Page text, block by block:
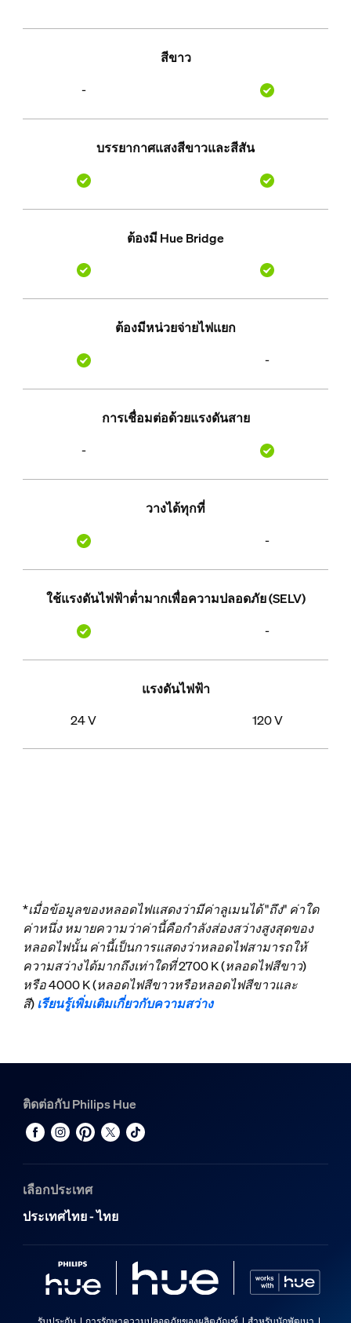
-
สีขาว
บรรยากาศแสงสีขาวและสีสัน
ต้องมี Hue Bridge
ต้องมีหน่วยจ่ายไฟแยก
-
-
การเชื่อมต่อด้วยแรงดันสาย
วางได้ทุกที่
-
ใช้แรงดันไฟฟ้าต่ำมากเพื่อความปลอดภัย (SELV)
-
24 V
แรงดันไฟฟ้า
120 V
*เมื่อข้อมูลของหลอดไฟแสดงว่ามีค่าลูเมนได้ "ถึง" ค่าใด
ค่าหนึ่ง หมายความว่าค่านี้คือกำลังส่องสว่างสูงสุดของ
หลอดไฟนั้น ค่านี้เป็นการแสดงว่าหลอดไฟสามารถให้
ความสว่างได้มากถึงเท่าใดที่ 2700 K (หลอดไฟสีขาว)
หรือ 4000 K (หลอดไฟสีขาวหรือหลอดไฟสีขาวและ
สี)เรียนรู้เพิ่มเติมเกี่ยวกับความสว่าง
ติดต่อกับ Philips Hue
เลือกประเทศ
ประเทศไทย - ไทย